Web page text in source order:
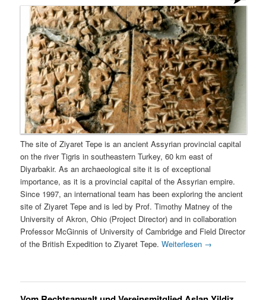
The site of Ziyaret Tepe is an ancient Assyrian provincial capital
on the river Tigris in southeastern Turkey, 60 km east of
Diyarbakir. As an archaeological site it is of exceptional
importance, as it is a provincial capital of the Assyrian empire.
Since 1997, an international team has been exploring the ancient
site of Ziyaret Tepe and is led by Prof. Timothy Matney of the
University of Akron, Ohio (Project Director) and in collaboration
Professor McGinnis of University of Cambridge and Field Director
of the British Expedition to Ziyaret Tepe.Weiterlesen →